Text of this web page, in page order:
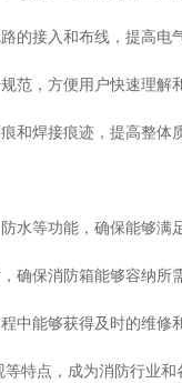
接入和布线，提高电
，方便用户快速理解和
焊接痕迹，提高整体质
等功能，确保能够满
保消防箱能够容纳所需
能够获得及时的维修和
特点，成为消防行业